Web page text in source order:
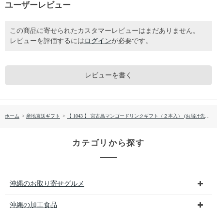
ユーザーレビュー
この商品に寄せられたカスタマーレビューはまだありません。
レビューを評価するには ログインが必要です。
レビューを書く
ホーム > 産地直送ギフト > 【 1043 】 宮古島マンゴードリンクギフト（２本入） (お届け先が 沖縄県内離島・沖縄県外 ) 産地直送 【 万果 】
カテゴリから探す
沖縄のお取り寄せグルメ
沖縄の加工食品